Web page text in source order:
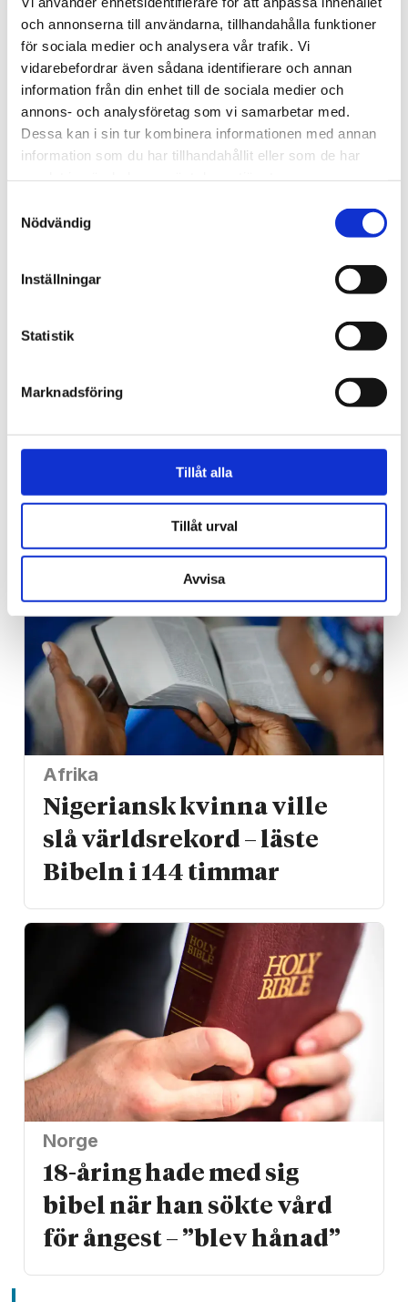
och annonserna till användarna, tillhandahålla funktioner
för sociala medier och analysera vår trafik. Vi
vidarebefordrar även sådana identifierare och annan
information från din enhet till de sociala medier och
annons- och analysföretag som vi samarbetar med.
Dessa kan i sin tur kombinera informationen med annan
information som du har tillhandahållit eller som de har
Nödvändig
Inställningar
Statistik
Marknadsföring
Tillåt alla
Tillåt urval
Avvisa
Sommarkonferens
Nu inleder Bönetåget sin
långa konferens – i
nordligaste Norrland
Kritiserade Israel – har
blivit utsedd till Sveriges
ambassadör i Libanon
Afrika
Nigeriansk kvinna ville
slå världs­rekord – läste
Bibeln i 144 timmar
Norge
18-åring hade med sig
bibel när han sökte vård
för ångest – ”blev hånad”